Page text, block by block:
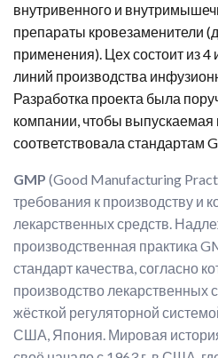
внутривенного и
препараты кровезаменители
применения). Цех состоит из
линий производства
Разработка проекта была
компании, чтобы выпускаемая
соответствовала стандартам
GMP (Good Manufacturing
требования к производству и
лекарственных средств.
производственная практика
стандарт качества, согласно
производство лекарственных
жёсткой регуляторной
США, Япония. Мировая